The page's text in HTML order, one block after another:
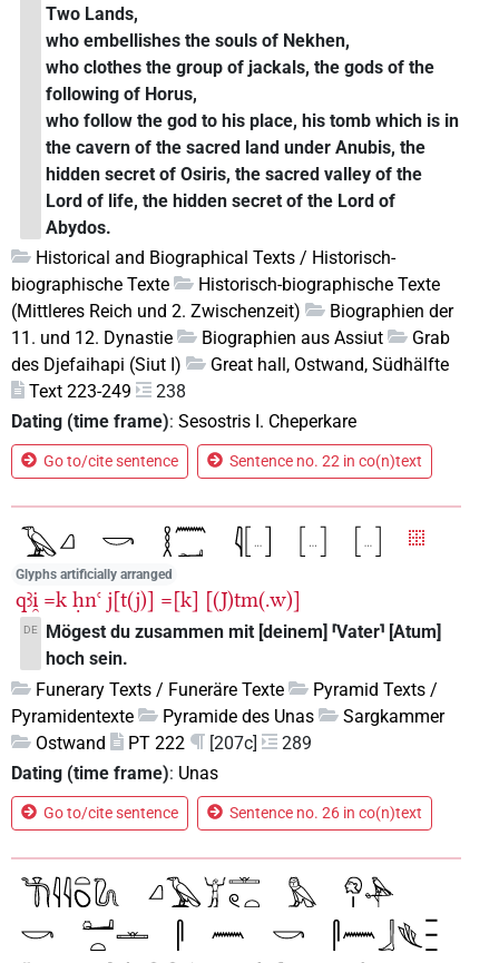
Two Lands,
who embellishes the souls of Nekhen,
who clothes the group of jackals, the gods of the
following of Horus,
who follow the god to his place, his tomb which is in
the cavern of the sacred land under Anubis, the
hidden secret of Osiris, the sacred valley of the
Lord of life, the hidden secret of the Lord of
Abydos.
Historical and Biographical Texts / Historisch-
biographische Texte
Historisch-biographische Texte
(Mittleres Reich und 2. Zwischenzeit)
Biographien der
11. und 12. Dynastie
Biographien aus Assiut
Grab
des Djefaihapi (Siut I)
Great hall, Ostwand, Südhälfte
Text 223-249
238
Dating (time frame): Sesostris I. Cheperkare
Go to/cite sentence Sentence no. 22 in co(n)text
Glyphs artificially arranged
qꜣi̯ =k ḥnꜥ j[t(j)] =[k] [(J)tm(.w)]
DE
Mögest du zusammen mit [deinem] ⸢Vater⸣ [Atum]
hoch sein.
Funerary Texts / Funeräre Texte
Pyramid Texts /
Pyramidentexte
Pyramide des Unas
Sargkammer
Ostwand
PT 222 [207c]
289
Dating (time frame): Unas
Go to/cite sentence Sentence no. 26 in co(n)text